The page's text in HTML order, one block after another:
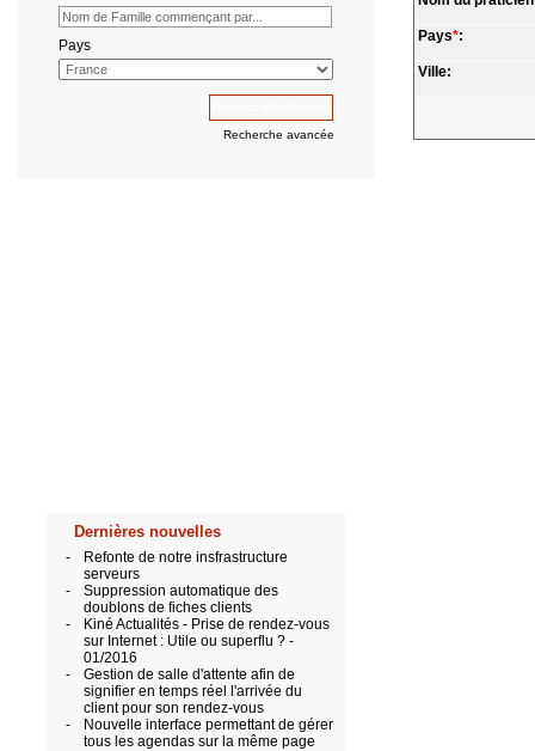
Pays
Recherche avancée
Dernières nouvelles
-
Refonte de notre insfrastructure
serveurs
-
Suppression automatique des
doublons de fiches clients
-
Kiné Actualités - Prise de rendez-vous
sur Internet : Utile ou superflu ? -
01/2016
-
Gestion de salle d'attente afin de
signifier en temps réel l'arrivée du
client pour son rendez-vous
-
Nouvelle interface permettant de gérer
tous les agendas sur la même page
Pays*:
Ville: